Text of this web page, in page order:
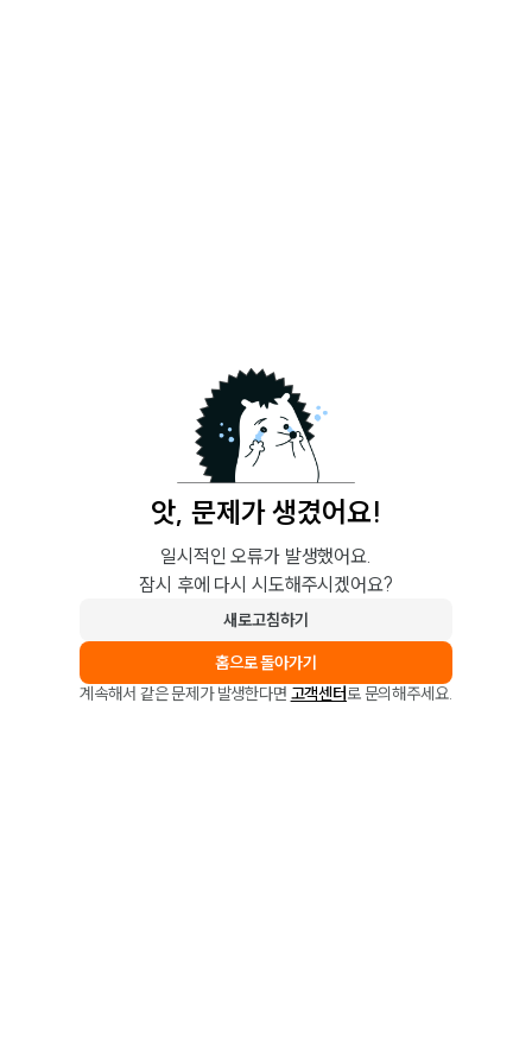
앗, 문제가 생겼어요!
일시적인 오류가 발생했어요.
잠시 후에 다시 시도해주시겠어요?
새로고침하기
홈으로 돌아가기
계속해서 같은 문제가 발생한다면 고객센터로 문의해주세요.